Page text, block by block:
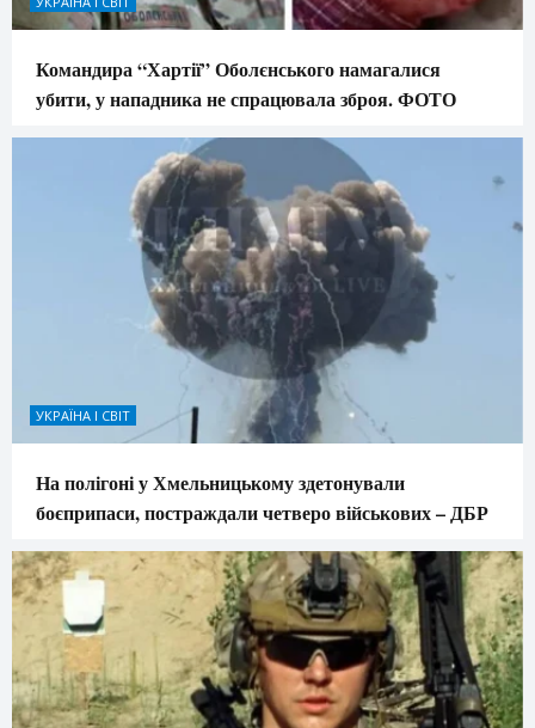
Командира “Хартії” Оболєнського намагалися
убити, у нападника не спрацювала зброя. ФОТО
УКРАЇНА І СВІТ
На полігоні у Хмельницькому здетонували
боєприпаси, постраждали четверо військових – ДБР